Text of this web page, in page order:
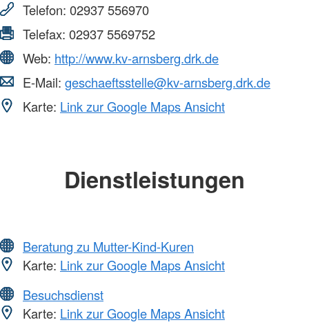
Telefon: 02937 556970
Telefax: 02937 5569752
Web: http://www.kv-arnsberg.drk.de
E-Mail: geschaeftsstelle@kv-arnsberg.drk.de
Karte: Link zur Google Maps Ansicht
Dienstleistungen
Beratung zu Mutter-Kind-Kuren
Karte: Link zur Google Maps Ansicht
Besuchsdienst
Karte: Link zur Google Maps Ansicht